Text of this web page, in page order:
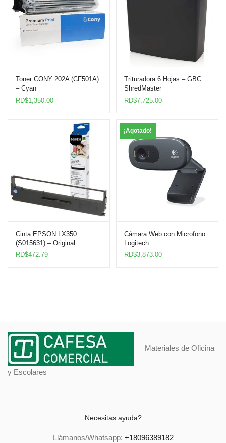
Toner CONY 202A (CF501A)
– Cyan
RD$1,350.00
Trituradora 6 Hojas – GBC
ShredMaster
RD$7,725.00
Cinta EPSON LX350
(S015631) – Original
RD$472.79
¡Agotado!
Cámara Web con Microfono
Logitech
RD$3,873.00
Materiales de Oficina
y Escolares
Necesitas ayuda?
Llámanos/Whatsapp: +18096389182